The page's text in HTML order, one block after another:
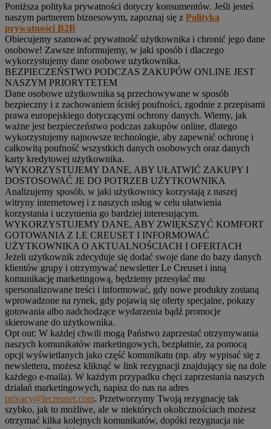
Poniższa polityka prywatności dotyczy konsumentów. Jeśli jesteś
naszym partnerem biznesowym, zapoznaj się z Polityką
prywatności B2B
Obiecujemy szanować prywatność użytkownika i chronić jego dane
osobowe! Zawsze informujemy, w jaki sposób i dlaczego
wykorzystujemy dane osobowe użytkownika.
BEZPIECZEŃSTWO PODCZAS ZAKUPÓW ONLINE JEST
NASZYM PRIORYTETEM
Dane osobowe użytkownika są przechowywane w sposób
bezpieczny i z zachowaniem ścisłej poufności, zgodnie z przepisami
prawa europejskiego dotyczącymi ochrony danych. Wiemy, jak
ważne jest bezpieczeństwo podczas zakupów online, dlatego
wykorzystujemy najnowsze technologie, aby zapewnić ochronę i
całkowitą poufność wszystkich danych osobowych oraz danych
karty kredytowej użytkownika.
WYKORZYSTUJEMY DANE, ABY UŁATWIĆ ZAKUPY I
DOSTOSOWAĆ JE DO POTRZEB UŻYTKOWNIKA
Analizujemy sposób, w jaki użytkownicy korzystają z naszej
witryny internetowej i z naszych usług w celu ułatwienia
korzystania i uczynienia go bardziej interesującym.
WYKORZYSTUJEMY DANE, ABY ZWIĘKSZYĆ KOMFORT
GOTOWANIA Z LE CREUSET I INFORMOWAĆ
UŻYTKOWNIKA O AKTUALNOŚCIACH I OFERTACH
Jeżeli użytkownik zdecyduje się dodać swoje dane do bazy danych
klientów grupy i otrzymywać newsletter Le Creuset i inną
komunikację marketingową, będziemy przesyłać mu
spersonalizowane treści i informować, gdy nowe produkty zostaną
wprowadzone na rynek, gdy pojawią się oferty specjalne, pokazy
gotowania albo nadchodzące wydarzenia bądź promocje
skierowane do użytkownika.
Opt out: W każdej chwili mogą Państwo zaprzestać otrzymywania
naszych komunikatów marketingowych, bezpłatnie, za pomocą
opcji wyświetlanych jako część komunikatu (np. aby wypisać się z
newslettera, możesz kliknąć w link rezygnacji znajdujący się na dole
każdego e-maila). W każdym przypadku chęci zaprzestania naszych
działań marketingowych, napisz do nas na adres
privacy@lecreuset.com. Przetworzymy Twoją rezygnację tak
szybko, jak to możliwe, ale w niektórych okolicznościach możesz
otrzymać kilka kolejnych komunikatów, dopóki rezygnacja nie